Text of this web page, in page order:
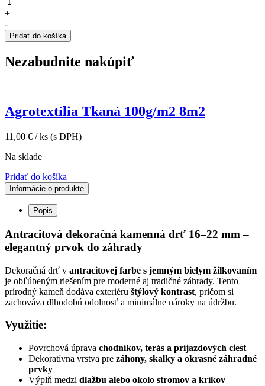
+
-
Pridať do košíka
Nezabudnite nakúpiť
Agrotextília Tkaná 100g/m2 8m2
11,00 € / ks (s DPH)
Na sklade
Pridať do košíka
Informácie o produkte
Popis
Antracitová dekoračná kamenná drť 16–22 mm –
elegantný prvok do záhrady
Dekoračná drť v antracitovej farbe s jemným bielym žilkovaním
je obľúbeným riešením pre moderné aj tradičné záhrady. Tento
prírodný kameň dodáva exteriéru štýlový kontrast, pričom si
zachováva dlhodobú odolnosť a minimálne nároky na údržbu.
Využitie:
Povrchová úprava chodníkov, terás a príjazdových ciest
Dekoratívna vrstva pre záhony, skalky a okrasné záhradné
prvky
Výplň medzi dlažbu alebo okolo stromov a kríkov